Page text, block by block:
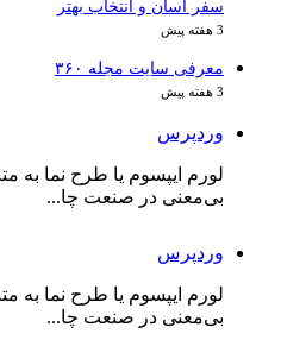
سفر آسان و انتخاب بهتر
3 هفته پیش
معرفی سایت مجله ۳۶۰
3 هفته پیش
وردپرس
لورم ایپسوم یا طرح‌ نما به
بی‌معنی در صنعت چا...
وردپرس
لورم ایپسوم یا طرح‌ نما به
بی‌معنی در صنعت چا...